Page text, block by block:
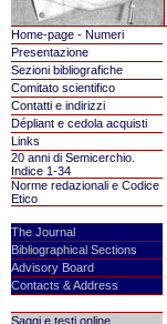
Home-page - Numeri
Presentazione
Sezioni bibliografiche
Comitato scientifico
Contatti e indirizzi
Dépliant e cedola acquisti
Links
20 anni di Semicerchio.
Indice 1-34
Norme redazionali e Codice
Etico
The Journal
Bibliographical Sections
Advisory Board
Contacts & Address
Saggi e testi online